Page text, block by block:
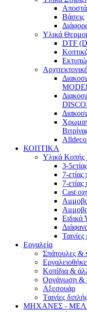
Βάσεις
Υλικά
DTF
Alldeco
ΚΟΠΤΙΚΑ
Υλικά Κοπής
3-
7-
7-
Cast
Ειδικά
Εργαλεία
Σπάτουλες &
Κοπίδια &
Οργάνωση &
Αξεσουάρ
Tαινίες
ΜΗΧΑΝΕΣ -